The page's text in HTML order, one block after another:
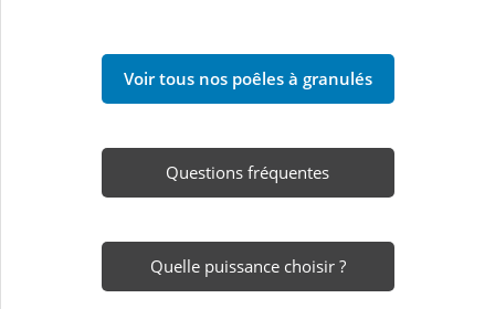
Voir tous nos poêles à granulés
Questions fréquentes
Quelle puissance choisir ?